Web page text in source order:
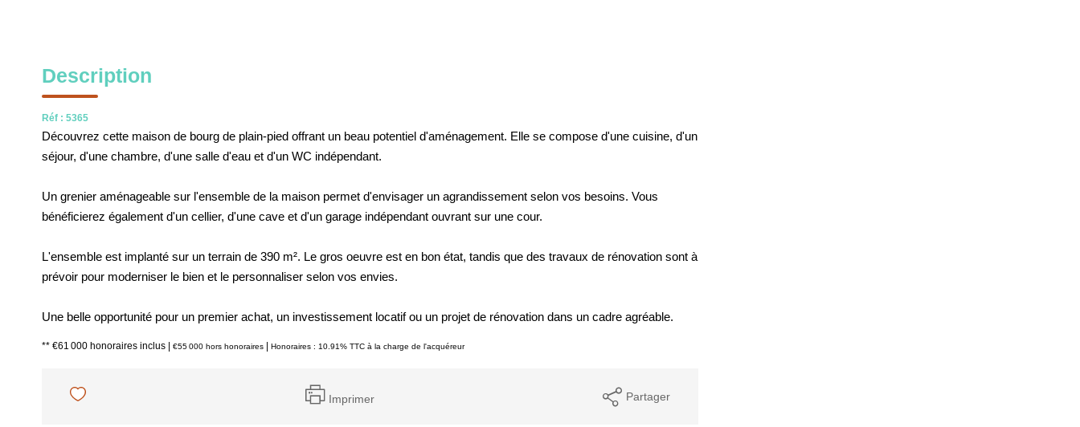
Description
Réf : 5365
Découvrez cette maison de bourg de plain-pied offrant un beau potentiel d'aménagement. Elle se compose d'une cuisine, d'un
séjour, d'une chambre, d'une salle d'eau et d'un WC indépendant.
Un grenier aménageable sur l'ensemble de la maison permet d'envisager un agrandissement selon vos besoins. Vous
bénéficierez également d'un cellier, d'une cave et d'un garage indépendant ouvrant sur une cour.
L'ensemble est implanté sur un terrain de 390 m². Le gros oeuvre est en bon état, tandis que des travaux de rénovation sont à
prévoir pour moderniser le bien et le personnaliser selon vos envies.
Une belle opportunité pour un premier achat, un investissement locatif ou un projet de rénovation dans un cadre agréable.
** €61 000 honoraires inclus €55 000 hors honoraires Honoraires : 10.91% TTC à la charge de l'acquéreur
Imprimer Partager